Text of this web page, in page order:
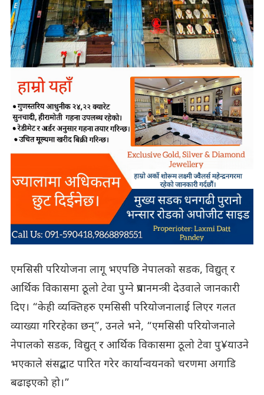
एमसिसी परियोजना लागू भएपछि नेपालको सडक, विद्युत् र
आर्थिक विकासमा ठूलो टेवा पुग्ने प्रधानमन्त्री देउवाले जानकारी
दिए। “केही व्यक्तिहरु एमसिसी परियोजनालाई लिएर गलत
व्याख्या गरिरहेका छन्”, उनले भने, “एमसिसी परियोजनाले
नेपालको सडक, विद्युत् र आर्थिक विकासमा ठूलो टेवा पु¥याउने
भएकाले संसद्बाट पारित गरेर कार्यान्वयनको चरणमा अगाडि
बढाइएको हो।”